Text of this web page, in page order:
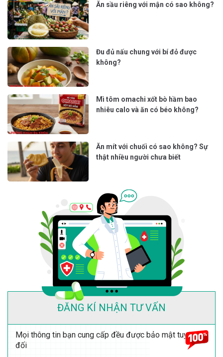
Ăn sầu riêng với mận có sao không?
Đu đủ nấu chung với bí đỏ được
không?
Mì tôm omachi xốt bò hầm bao
nhiêu calo và ăn có béo không?
Ăn mít với chuối có sao không? Sự
thật nhiều người chưa biết
ĐĂNG KÍ NHẬN TƯ VẤN
Mọi thông tin bạn cung cấp đều được bảo mật tuyệt
đối